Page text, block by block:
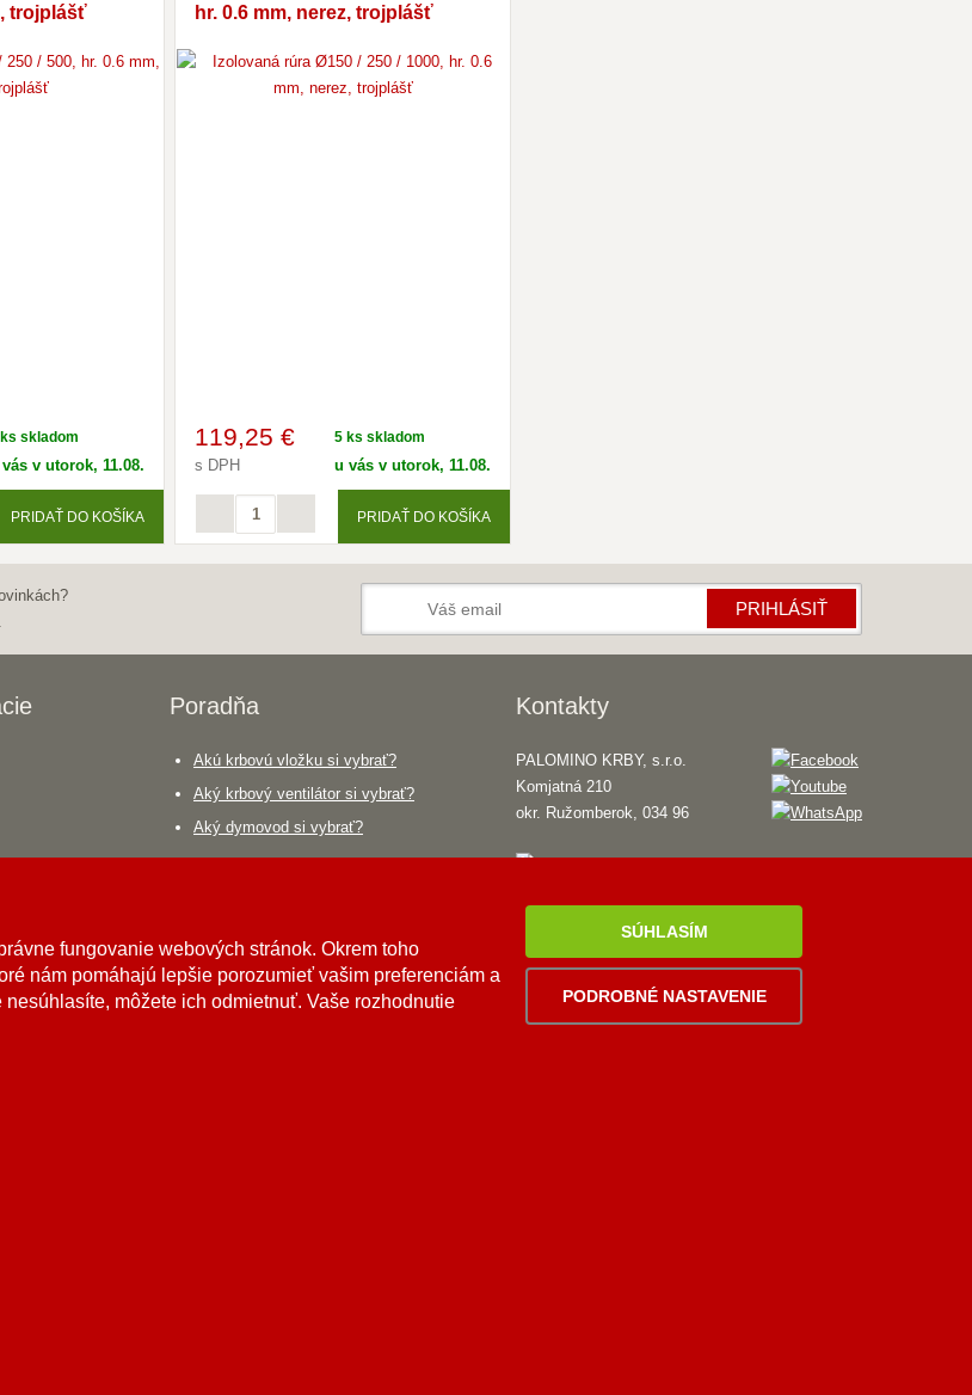
trojplášť
skladom
v utorok, 11.08.
PRIDAŤ DO KOŠÍKA
hr. 0.6 mm, nerez, trojplášť
119,25 €
s DPH
5 ks skladom
u vás v utorok, 11.08.
PRIDAŤ DO KOŠÍKA
PRIHLÁSIŤ
Poradňa
Akú krbovú vložku si vybrať?
Aký krbový ventilátor si vybrať?
Aký dymovod si vybrať?
Kontakty
PALOMINO KRBY, s.r.o.
Komjatná 210
okr. Ružomberok, 034 96
fungovanie webových stránok. Okrem toho
nám pomáhajú lepšie porozumieť vašim preferenciám a
môžete ich odmietnuť. Vaše rozhodnutie
SÚHLASÍM
PODROBNÉ NASTAVENIE
Inteligentný krbový asistent